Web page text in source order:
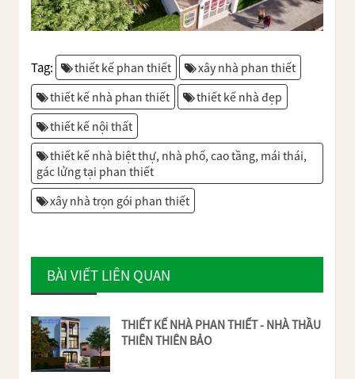
Tag: thiết kế phan thiết
xây nhà phan thiết
thiết kế nhà phan thiết
thiết kế nhà đẹp
thiết kế nội thất
thiết kế nhà biệt thự, nhà phố, cao tầng, mái thái,
gác lửng tại phan thiết
xây nhà trọn gói phan thiết
BÀI VIẾT LIÊN QUAN
THIẾT KẾ NHÀ PHAN THIẾT - NHÀ THẦU
THIÊN THIÊN BẢO